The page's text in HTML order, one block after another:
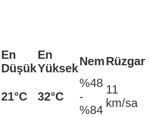
En
Düşük
En
Yüksek
NemRüzgar
21°C 32°C
%48
-
%84
11
km/sa